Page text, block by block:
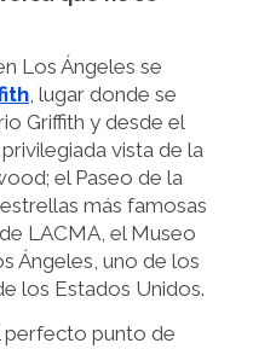
Los Ángeles se
, lugar donde se
Griffith y desde el
vista de la
el Paseo de la
más famosas
LACMA, el Museo
Ángeles, uno de los
los Estados Unidos.
perfecto punto de